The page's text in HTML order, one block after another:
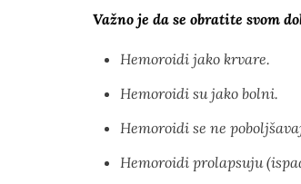
Važno je da se obratite svom
Hemoroidi jako krvare.
Hemoroidi su jako bolni.
Hemoroidi se ne
Hemoroidi prolapsuju